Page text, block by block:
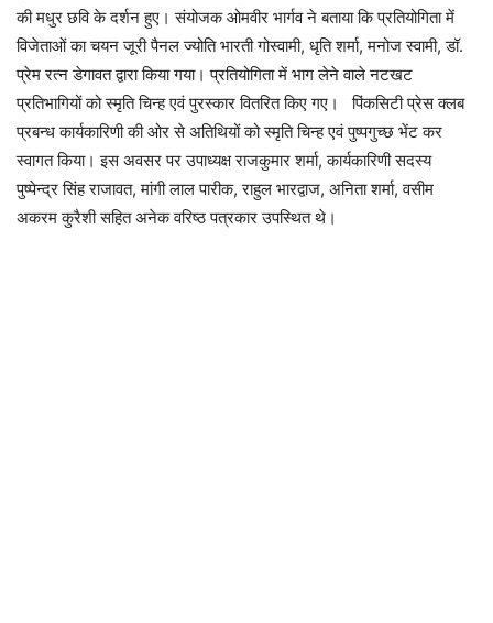
की मधुर छवि के दर्शन हुए। संयोजक ओमवीर भार्गव ने बताया कि प्रतियोगिता में
विजेताओं का चयन जूरी पैनल ज्योति भारती गोस्वामी, धृति शर्मा, मनोज स्वामी, डॉ.
प्रेम रत्न डेगावत द्वारा किया गया। प्रतियोगिता में भाग लेने वाले नटखट
प्रतिभागियों को स्मृति चिन्ह एवं पुरस्कार वितरित किए गए। पिंकसिटी प्रेस क्लब
प्रबन्ध कार्यकारिणी की ओर से अतिथियों को स्मृति चिन्ह एवं पुष्पगुच्छ भेंट कर
स्वागत किया। इस अवसर पर उपाध्यक्ष राजकुमार शर्मा, कार्यकारिणी सदस्य
पुष्पेन्द्र सिंह राजावत, मांगी लाल पारीक, राहुल भारद्वाज, अनिता शर्मा, वसीम
अकरम कुरैशी सहित अनेक वरिष्ठ पत्रकार उपस्थित थे।